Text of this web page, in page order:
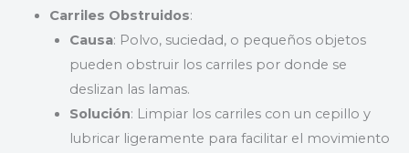
Carriles Obstruidos:
Causa: Polvo, suciedad, o pequeños objetos
pueden obstruir los carriles por donde se
deslizan las lamas.
Solución: Limpiar los carriles con un cepillo y
lubricar ligeramente para facilitar el movimiento